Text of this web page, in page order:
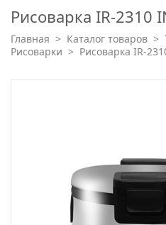
Рисоварка IR-2310
Главная > Каталог товаров >
Рисоварки > Рисоварка IR-